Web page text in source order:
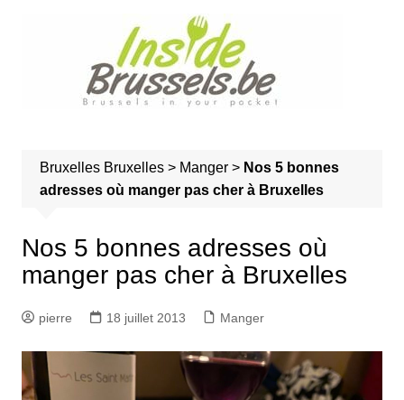
Bruxelles Bruxelles> Manger> Nos 5 bonnes
adresses où manger pas cher à Bruxelles
Nos 5 bonnes adresses où
manger pas cher à Bruxelles
pierre 18 juillet 2013 Manger